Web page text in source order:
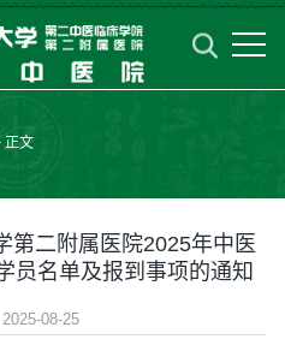
文
第二附属医院2025年中医
员名单及报到事项的通知
2025-08-25